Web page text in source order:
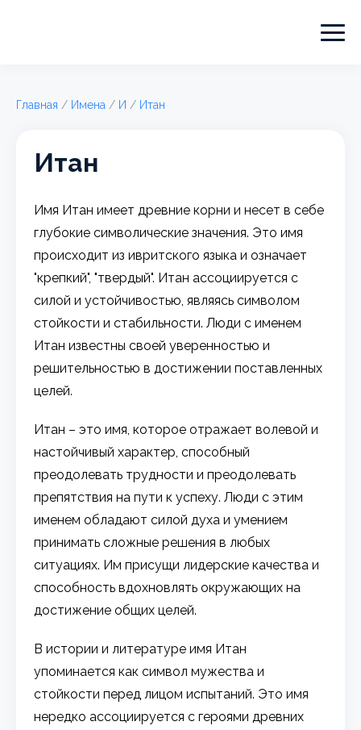
Главная / Имена / И / Итан
Итан
Имя Итан имеет древние корни и несет в себе
глубокие символические значения. Это имя
происходит из ивритского языка и означает
"крепкий", "твердый". Итан ассоциируется с
силой и устойчивостью, являясь символом
стойкости и стабильности. Люди с именем
Итан известны своей уверенностью и
решительностью в достижении поставленных
целей.
Итан – это имя, которое отражает волевой и
настойчивый характер, способный
преодолевать трудности и преодолевать
препятствия на пути к успеху. Люди с этим
именем обладают силой духа и умением
принимать сложные решения в любых
ситуациях. Им присущи лидерские качества и
способность вдохновлять окружающих на
достижение общих целей.
В истории и литературе имя Итан
упоминается как символ мужества и
стойкости перед лицом испытаний. Это имя
нередко ассоциируется с героями древних